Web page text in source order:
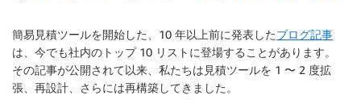
簡易見積ツールを開始した、10 年以上前に発表したブログ記事
は、今でも社内のトップ 10 リストに登場することがあります。
その記事が公開されて以来、私たちは見積ツールを 1 〜 2 度拡
張、再設計、さらには再構築してきました。